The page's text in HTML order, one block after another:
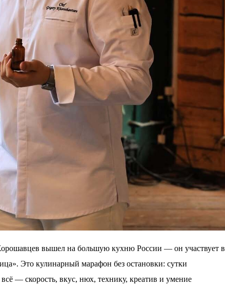
вышел на большую кухню России — он участвует в
Это кулинарный марафон без остановки: сутки
— скорость, вкус, нюх, технику, креатив и умение